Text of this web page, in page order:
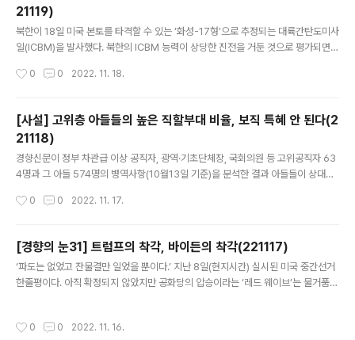
다. 이들이 집단운송거부를 철회하고 운송업무에 복귀하지 않으면 화물운수 종사 자
격이 취소되거나 형사처벌 대상이 된다. 정부가 첫 업무개시명..
21119)
북한이 18일 미국 본토를 타격할 수 있는 ‘화성-17형’으로 추정되는 대륙간탄도미사
일(ICBM)을 발사했다. 북한의 ICBM 능력이 상당한 진전을 거둔 것으로 평가되면서
분간 계속될 수밖에 없다. 함동참모본부는 ICBM의 비행거리는 약 1000㎞, 고도
발사할 경우 비행거리가 1만5000㎞가 넘을 것으로 추산돼 미 본토가 사정거리 안
에 놓이게 된다. 군은 정상비행과 대기권 재진입 성공 여부는 아직 확인 중이다. 하지
만 사거리와 속도, 고도뿐만 아니라 추진체 2단 분리에도 성공해 ICBM 기본 능력을
충족한 것으로 보인다. 이 같은 ..
0 0 2022. 11. 18.
[사설] 고위층 아들들의 높은 직할부대 비율, 보직 특혜 안 된다(2
21118)
경향신문이 정부 차관급 이상 공직자, 광역·기초단체장, 국회의원 등 고위공직자 63
4명과 그 아들 574명의 병역사항(10월13일 기준)을 분석한 결과 아들들이 상대적
았다. 아버지가 기관장이거나 관계가 있는 기관에서 군 복무를 한 사례도 있었다. 고
현역 판정 비율은 83.8%(467명)로, 1999년부터 지난해까지 23년간 병역의무 대
상자의 판정 비율(88%)보다 4.2%포인트 낮았다. 이는 주로 사회복무요원으로 근
무하는 4급 보충역과 보통 ‘면제’로 불리는 5급 전시근로역·6급 면제 비율이 전체 평
균보다 높았기 때문이다. 특히 면제 비율(1.4..
0 0 2022. 11. 17.
[경향의 눈31] 트럼프의 착각, 바이든의 착각(221117)
‘파도는 없었고 잔물결만 일었을 뿐이다.’ 지난 8일(현지시간) 실시된 미국 중간선거
한줄평이다. 아직 확정되지 않았지만 공화당의 압승이라는 ‘레드 웨이브’는 물거품이
으로 불린다. 평균적으로 하원 28석, 상원 4석을 잃는다고 한다. 민주당의 빌 클린턴
0 0 2022. 11. 16.